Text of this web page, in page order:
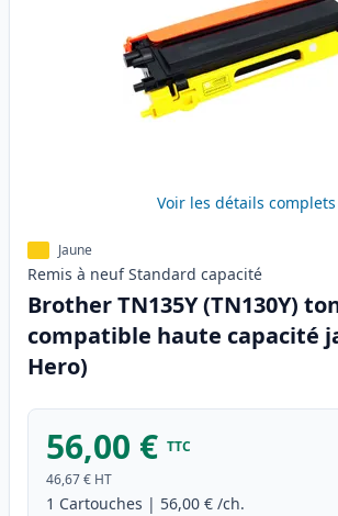
Voir les détails complets
Jaune
Remis à neuf Standard capacité
Brother TN135Y (TN130Y)
compatible haute capacité
Hero)
56,00 € TTC
46,67 € HT
1 Cartouches | 56,00 € /ch.